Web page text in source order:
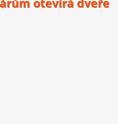
otevírá dveře